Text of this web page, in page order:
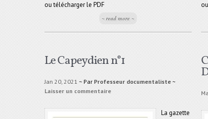
ou télécharger le PDF
~ read more ~
Le Capeydien n°1
Jan 20, 2021 ~ Par Professeur documentaliste ~
Laisser un commentaire
La gazette